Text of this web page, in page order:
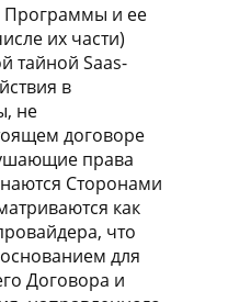
Программы и ее
их части)
тайной Saas-
в
не
договоре
права
Сторонами
как
что
для
Договора и